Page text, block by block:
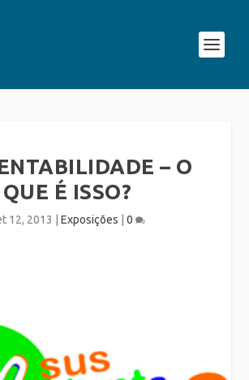
– O
QUE É ISSO?
12, 2013 Exposições 0